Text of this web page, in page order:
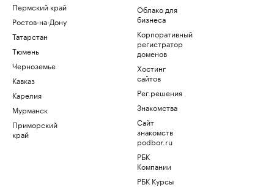
Пермский край
Ростов-на-Дону
Татарстан
Тюмень
Черноземье
Кавказ
Карелия
Мурманск
Приморский
край
Облако для
бизнеса
Корпоративный
регистратор
доменов
Хостинг
сайтов
Рег.решения
Знакомства
Сайт
знакомств
podbor.ru
РБК
Компании
РБК Курсы